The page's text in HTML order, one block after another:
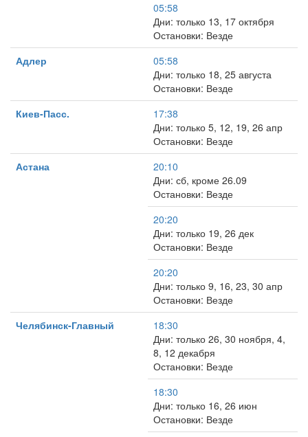
05:58
Дни: только 13, 17 октября
Остановки: Везде
Адлер
05:58
Дни: только 18, 25 августа
Остановки: Везде
Киев-Пасс.
17:38
Дни: только 5, 12, 19, 26 апр
Остановки: Везде
Астана
20:10
Дни: сб, кроме 26.09
Остановки: Везде
20:20
Дни: только 19, 26 дек
Остановки: Везде
20:20
Дни: только 9, 16, 23, 30 апр
Остановки: Везде
Челябинск-Главный
18:30
Дни: только 26, 30 ноября, 4,
8, 12 декабря
Остановки: Везде
18:30
Дни: только 16, 26 июн
Остановки: Везде